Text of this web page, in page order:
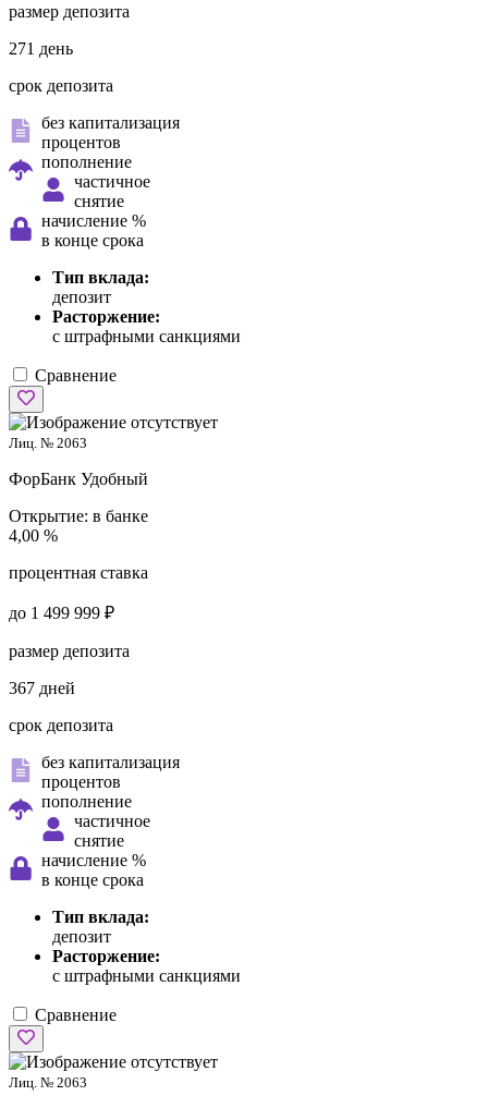
размер депозита
271 день
срок депозита
без капитализация
процентов
пополнение
частичное
снятие
начисление %
в конце срока
Тип вклада:
депозит
Расторжение:
с штрафными санкциями
Сравнение
Лиц. № 2063
ФорБанк Удобный
Открытие: в банке
4,00 %
процентная ставка
до 1 499 999 ₽
размер депозита
367 дней
срок депозита
без капитализация
процентов
пополнение
частичное
снятие
начисление %
в конце срока
Тип вклада:
депозит
Расторжение:
с штрафными санкциями
Сравнение
Лиц. № 2063